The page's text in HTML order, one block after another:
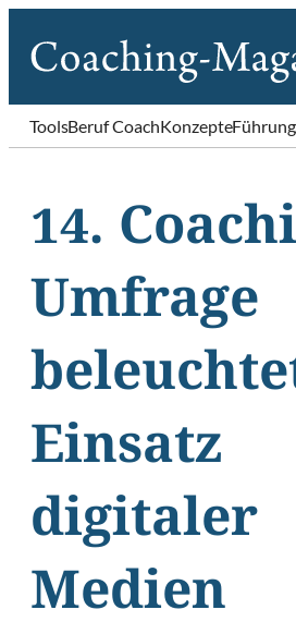
ToolsBeruf CoachKonzepteFührung
14.
Umfrage
Einsatz
digitaler
Medien